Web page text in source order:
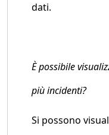
dati.
È possibile
più incidenti?
Si possono